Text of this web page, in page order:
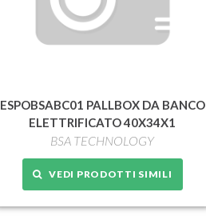
ESPOBSABC01 PALLBOX DA BANCO
ELETTRIFICATO 40X34X1
BSA TECHNOLOGY
VEDI PRODOTTI SIMILI